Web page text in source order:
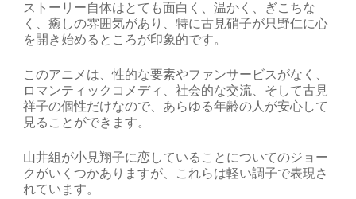
ストーリー自体はとても面白く、温かく、ぎこちな
く、癒しの雰囲気があり、特に古見硝子が只野仁に心
を開き始めるところが印象的です。
このアニメは、性的な要素やファンサービスがなく、
ロマンティックコメディ、社会的な交流、そして古見
祥子の個性だけなので、あらゆる年齢の人が安心して
見ることができます。
山井組が小見翔子に恋していることについてのジョー
クがいくつかありますが、これらは軽い調子で表現さ
れています。